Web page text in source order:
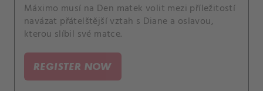
Máximo musí na Den matek volit mezi příležitostí
navázat přátelštější vztah s Diane a oslavou,
kterou slíbil své matce.
REGISTER NOW